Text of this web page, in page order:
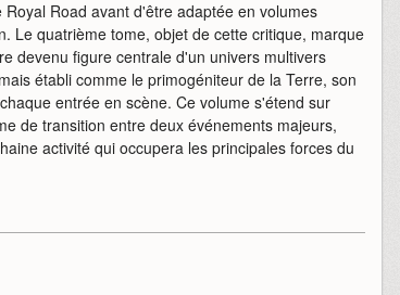
Road avant d'être adaptée en volumes
Le quatrième tome, objet de cette critique, marque
devenu figure centrale d'un univers multivers
établi comme le primogéniteur de la Terre, son
entrée en scène. Ce volume s'étend sur
de transition entre deux événements majeurs,
activité qui occupera les principales forces du